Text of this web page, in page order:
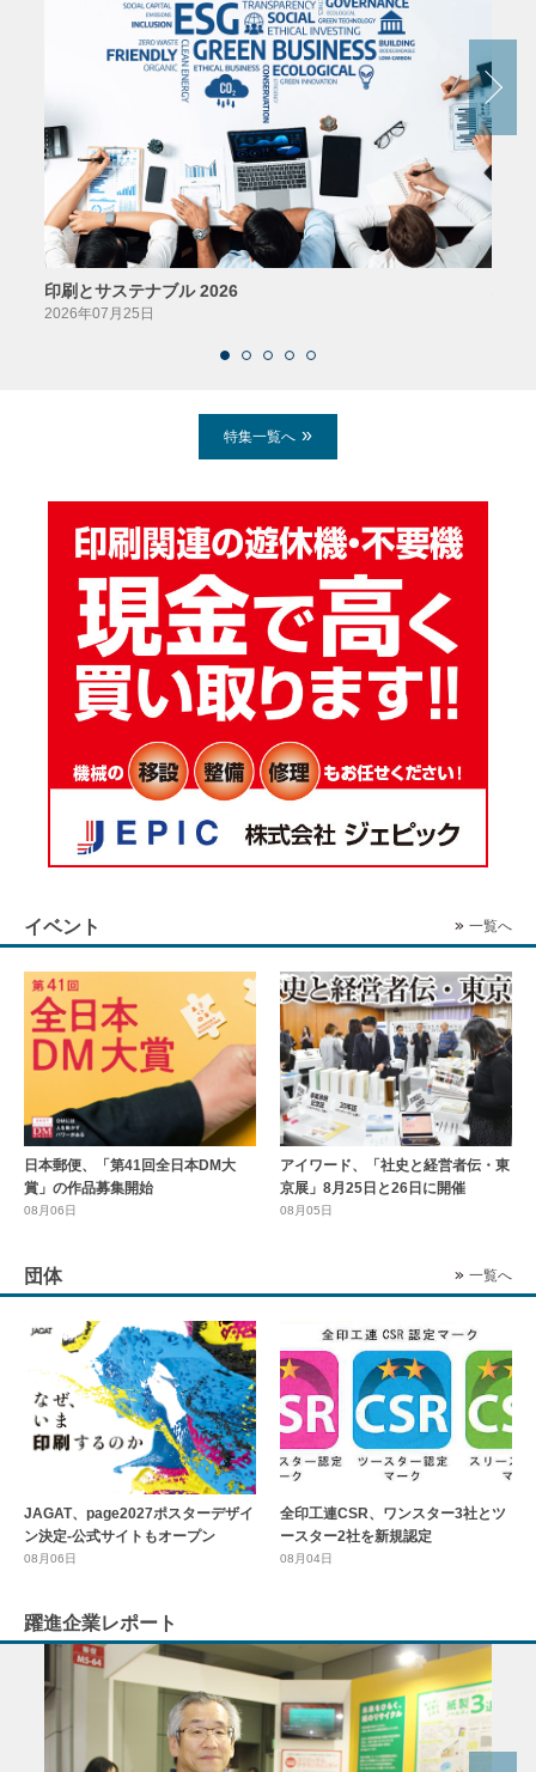
印刷とサステナブル 2026
2026年07月25日
特集一覧へ
イベント 一覧へ
日本郵便、「第41回全日本DM大
賞」の作品募集開始
08月06日
アイワード、「社史と経営者伝・東
京展」8月25日と26日に開催
08月05日
団体 一覧へ
JAGAT、page2027ポスターデザイ
ン決定-公式サイトもオープン
08月06日
全印工連CSR、ワンスター3社とツ
ースター2社を新規認定
08月04日
躍進企業レポート